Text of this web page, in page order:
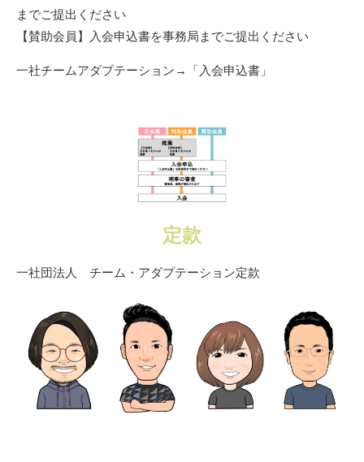
までご提出ください
【賛助会員】入会申込書を事務局までご提出ください
一社チームアダプテーション→「入会申込書」
定款
一社団法人 チーム・アダプテーション定款